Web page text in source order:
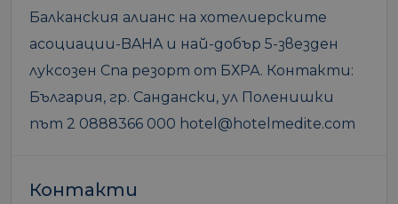
Балканския алианс на хотелиерските
асоциации-BAHA и най-добър 5-звезден
луксозен Спа резорт от БХРА. Контакти:
България, гр. Сандански, ул Поленишки
път 2 0888366 000 hotel@hotelmedite.com
Контакти